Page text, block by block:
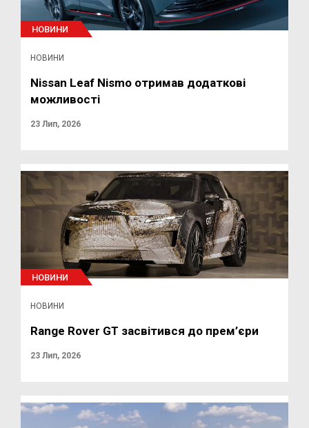
НОВИНИ
НОВИНИ
Nissan Leaf Nismo отримав додаткові
можливості
23 Лип, 2026
НОВИНИ
НОВИНИ
Range Rover GT засвітився до прем’єри
23 Лип, 2026